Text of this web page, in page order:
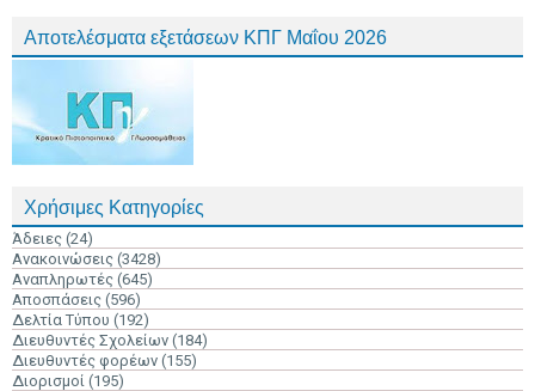
Αποτελέσματα εξετάσεων ΚΠΓ Μαΐου 2026
Χρήσιμες Κατηγορίες
Άδειες (24)
Ανακοινώσεις (3428)
Αναπληρωτές (645)
Αποσπάσεις (596)
Δελτία Τύπου (192)
Διευθυντές Σχολείων (184)
Διευθυντές φορέων (155)
Διορισμοί (195)